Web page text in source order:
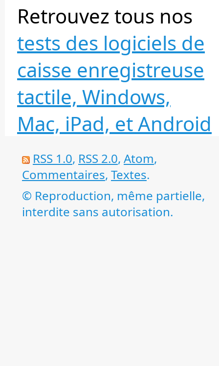
Retrouvez tous nos
tests des logiciels de
caisse enregistreuse
tactile, Windows,
Mac, iPad, et Android
RSS 1.0, RSS 2.0, Atom,
Commentaires, Textes.
© Reproduction, même partielle,
interdite sans autorisation.